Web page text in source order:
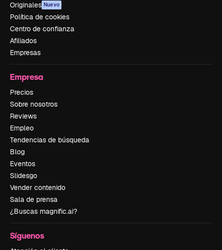
Originales Nuevo
Política de cookies
Centro de confianza
Afiliados
Empresas
Empresa
Precios
Sobre nosotros
Reviews
Empleo
Tendencias de búsqueda
Blog
Eventos
Slidesgo
Vender contenido
Sala de prensa
¿Buscas magnific.ai?
Síguenos